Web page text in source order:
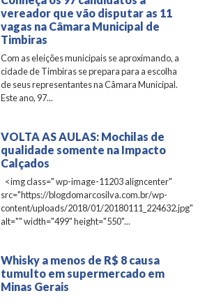
vereador que vão disputar as 11
vagas na Câmara Municipal de
Timbiras
Com as eleições municipais se aproximando, a
cidade de Timbiras se prepara para a escolha
de seus representantes na Câmara Municipal.
Este ano, 97...
VOLTA AS AULAS: Mochilas de
qualidade somente na Impacto
Calçados
<img class=" wp-image-11203 aligncenter"
src="https://blogdomarcosilva.com.br/wp-
content/uploads/2018/01/20180111_224632.jpg"
alt="" width="499" height="550"...
Whisky a menos de R$ 8 causa
tumulto em supermercado em
Minas Gerais